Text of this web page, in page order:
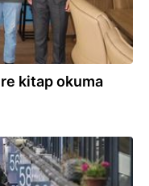
kitap okuma